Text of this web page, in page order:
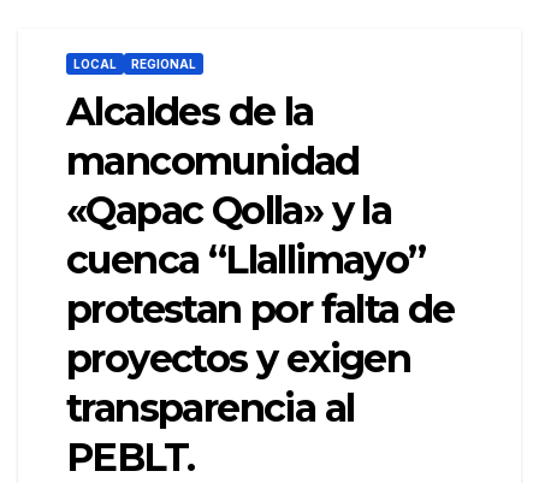
LOCAL REGIONAL
Alcaldes de la
mancomunidad
«Qapac Qolla» y la
cuenca “Llallimayo”
protestan por falta de
proyectos y exigen
transparencia al
PEBLT.